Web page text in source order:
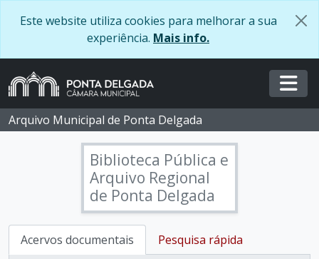
Este website utiliza cookies para melhorar a sua
experiência. Mais info.
Arquivo Municipal de Ponta Delgada
Biblioteca Pública e
Arquivo Regional
de Ponta Delgada
Acervos documentais
Pesquisa rápida